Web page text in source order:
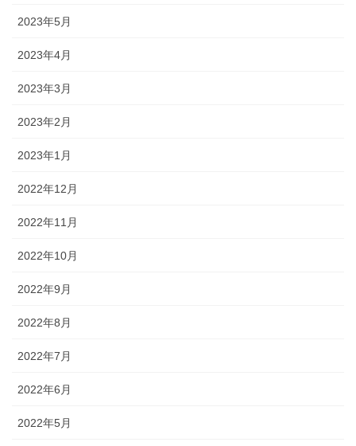
2023年5月
2023年4月
2023年3月
2023年2月
2023年1月
2022年12月
2022年11月
2022年10月
2022年9月
2022年8月
2022年7月
2022年6月
2022年5月